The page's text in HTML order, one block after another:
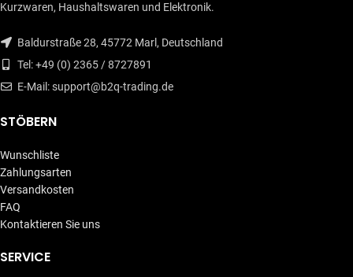
Kurzwaren, Haushaltswaren und Elektronik.
Baldurstraße 28, 45772 Marl, Deutschland
Tel: +49 (0) 2365 / 8727891
E-Mail: support@b2q-trading.de
STÖBERN
Wunschliste
Zahlungsarten
Versandkosten
FAQ
Kontaktieren Sie uns
SERVICE